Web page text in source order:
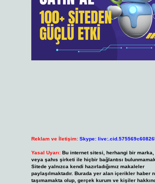
Reklam ve İletişim: Skype:
Yasal Uyarı: Bu internet sitesi, herhangi bir marka,
veya şahıs şirketi ile hiçbir bağlantısı
Sitede yalnızca kendi hazırladığımız makaleler
paylaşılmaktadır. Burada yer alan içerikler haber
taşımamakta olup, gerçek kurum ve kişiler